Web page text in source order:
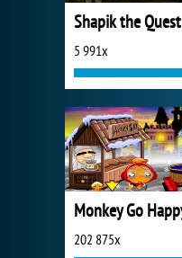
Shapik the Quest
5 991x
202 875x